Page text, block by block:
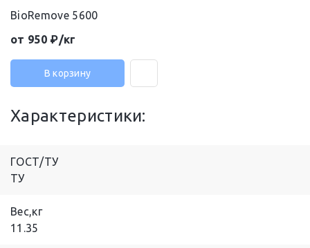
BioRemove 5600
от 950 ₽/кг
В корзину
Характеристики:
ГОСТ/ТУ
ТУ
Вес,кг
11.35